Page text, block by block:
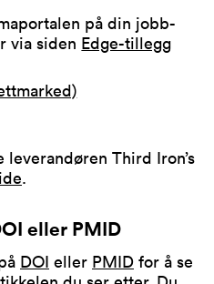
på din jobb-
via siden Edge-tillegg
Third Iron’s
.
eller PMID
DOI eller PMID for å se